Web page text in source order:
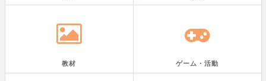
教材 ゲーム・活動